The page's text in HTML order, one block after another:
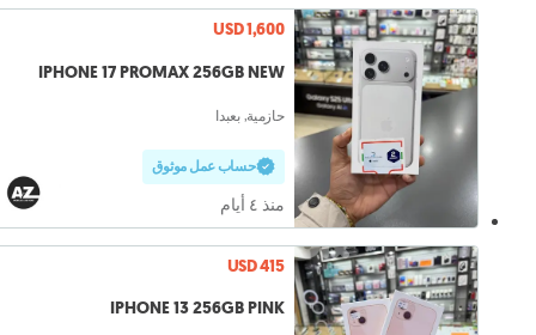
USD 1,600
IPHONE 17 PROMAX 256GB NEW
حازمية, بعبدا
حساب عمل موثوق
منذ ٤ أيام
USD 415
IPHONE 13 256GB PINK